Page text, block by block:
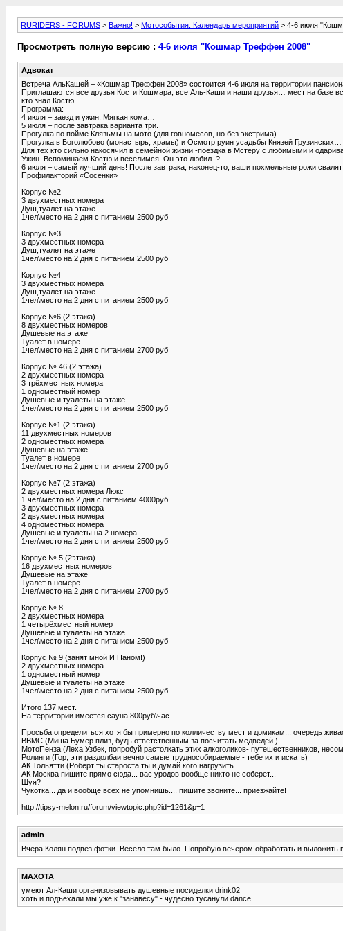
RURIDERS - FORUMS > Важно! > Мотособытия. Календарь мероприятий > 4-6 июля
Просмотреть полную версию : 4-6 июля "Кошмар Треффен 2008"
Адвокат
Встреча АльКашей – «Кошмар Треффен 2008» состоится 4-6 июля на территории
Приглашаются все друзья Кости Кошмара, все Аль-Каши и наши друзья… мест на базе
кто знал Костю.
Программа:
4 июля – заезд и ужин. Мягкая кома…
5 июля – после завтрака варианта три.
Прогулка по пойме Клязьмы на мото (для говномесов, но без экстрима)
Прогулка в Боголюбово (монастырь, храмы) и Осмотр руин усадьбы Князей Грузинских…
Для тех кто сильно накосячил в семейной жизни -поездка в Мстеру с любимыми и
Ужин. Вспоминаем Костю и веселимся. Он это любил. ?
6 июля – самый лучший день! После завтрака, наконец-то, ваши похмельные рожи
Профилакторий «Сосенки»
Корпус №2
3 двухместных номера
Душ,туалет на этаже
1чел\место на 2 дня с питанием 2500 руб
Корпус №3
3 двухместных номера
Душ,туалет на этаже
1чел\место на 2 дня с питанием 2500 руб
Корпус №4
3 двухместных номера
Душ,туалет на этаже
1чел\место на 2 дня с питанием 2500 руб
Корпус №6 (2 этажа)
8 двухместных номеров
Душевые на этаже
Туалет в номере
1чел\место на 2 дня с питанием 2700 руб
Корпус № 46 (2 этажа)
2 двухместных номера
3 трёхместных номера
1 одноместный номер
Душевые и туалеты на этаже
1чел\место на 2 дня с питанием 2500 руб
Корпус №1 (2 этажа)
11 двухместных номеров
2 одноместных номера
Душевые на этаже
Туалет в номере
1чел\место на 2 дня с питанием 2700 руб
Корпус №7 (2 этажа)
2 двухместных номера Люкс
1 чел\место на 2 дня с питанием 4000руб
3 двухместных номера
2 двухместных номера
4 одноместных номера
Душевые и туалеты на 2 номера
1чел\место на 2 дня с питанием 2500 руб
Корпус № 5 (2этажа)
16 двухместных номеров
Душевые на этаже
Туалет в номере
1чел\место на 2 дня с питанием 2700 руб
Корпус № 8
2 двухместных номера
1 четырёхместный номер
Душевые и туалеты на этаже
1чел\место на 2 дня с питанием 2500 руб
Корпус № 9 (занят мной И Паном!)
2 двухместных номера
1 одноместный номер
Душевые и туалеты на этаже
1чел\место на 2 дня с питанием 2500 руб
Итого 137 мест.
На территории имеется сауна 800руб\час
Просьба определиться хотя бы примерно по колличеству мест и домикам... очередь
ВВМС (Миша Бумер плиз, будь ответственным за посчитать медведей )
МотоПенза (Леха Узбек, попробуй растолкать этих алкоголиков- путешественников,
Ролинги (Гор, эти раздолбаи вечно самые труднособираемые - тебе их и искать)
АК Тольятти (Роберт ты староста ты и думай кого нагрузить...
АК Москва пишите прямо сюда... вас уродов вообще никто не соберет...
Шуя?
Чукотка... да и вообще всех не упомнишь.... пишите звоните... приезжайте!
http://tipsy-melon.ru/forum/viewtopic.php?id=1261&p=1
admin
Вчера Колян подвез фотки. Весело там было. Попробую вечером обработать и выложить
MAXOTA
умеют Ал-Каши организовывать душевные посиделки drink02
хоть и подъехали мы уже к "занавесу" - чудесно тусанули dance